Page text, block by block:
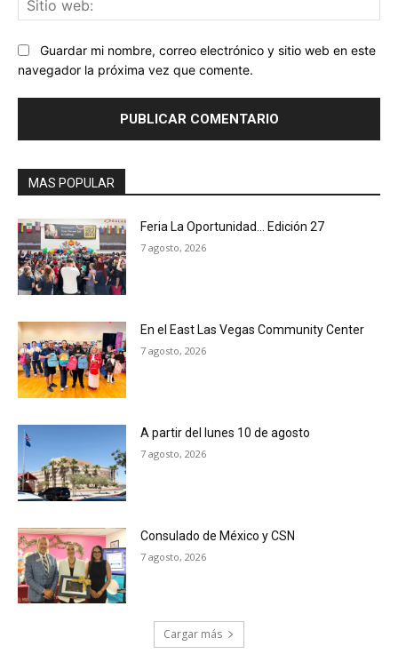
Guardar mi nombre, correo electrónico y sitio web en este
navegador la próxima vez que comente.
MAS POPULAR
Feria La Oportunidad… Edición 27
7 agosto, 2026
En el East Las Vegas Community Center
7 agosto, 2026
A partir del lunes 10 de agosto
7 agosto, 2026
Consulado de México y CSN
7 agosto, 2026
Cargar más